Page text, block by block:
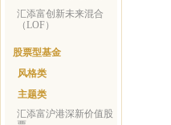
汇添富创新未来混合
（LOF）
股票型基金
风格类
主题类
汇添富沪港深新价值股